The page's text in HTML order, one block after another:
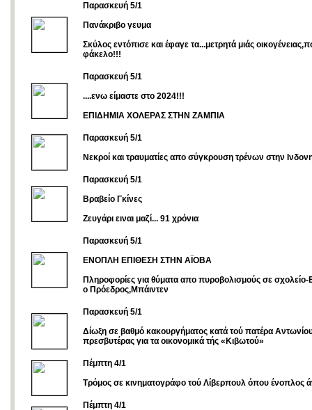
Παρασκευή 5/1
Πανάκριβο γευμα
Σκύλος εντόπισε και έφαγε τα...μετρητά μιάς
φάκελο!!!
Παρασκευή 5/1
....ενω είμαστε στο 2024!!!
ΕΠΙΔΗΜΙΑ ΧΟΛΕΡΑΣ ΣΤΗΝ ΖΑΜΠΙΑ
Παρασκευή 5/1
Νεκροί και τραυματίες απο σύγκρουση τρένων στην
Παρασκευή 5/1
Βραβείο Γκίνες
Zευγάρι ειναι μαζί... 91 χρόνια
Παρασκευή 5/1
ΕΝΟΠΛΗ ΕΠΙΘΕΣΗ ΣΤΗΝ ΑΪΟΒΑ
Πληροφορίες για θύματα απο πυροβολισμούς σε
ο Πρόεδρος,Μπάιντεν
Παρασκευή 5/1
Δίωξη σε βαθμό κακουργήματος κατά τού πατέρα Αντωνίου
πρεσβυτέρας για τα οικονομικά τής «Κιβωτού»
Πέμπτη 4/1
Τρόμος σε κινηματογράφο τού Λίβερπουλ όπου ένοπλος
Πέμπτη 4/1